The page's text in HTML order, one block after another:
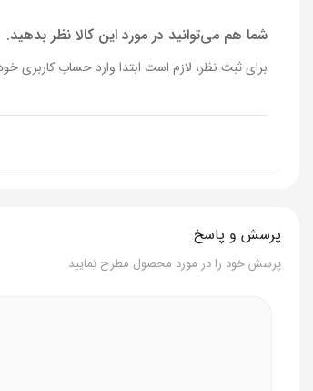
شما هم می‌توانید در مورد این کالا نظر بدهید.
برای ثبت نظر، لازم است ابتدا وارد حساب کاربری
پرسش و پاسخ
پرسش خود را در مورد محصول مطرح نمایید